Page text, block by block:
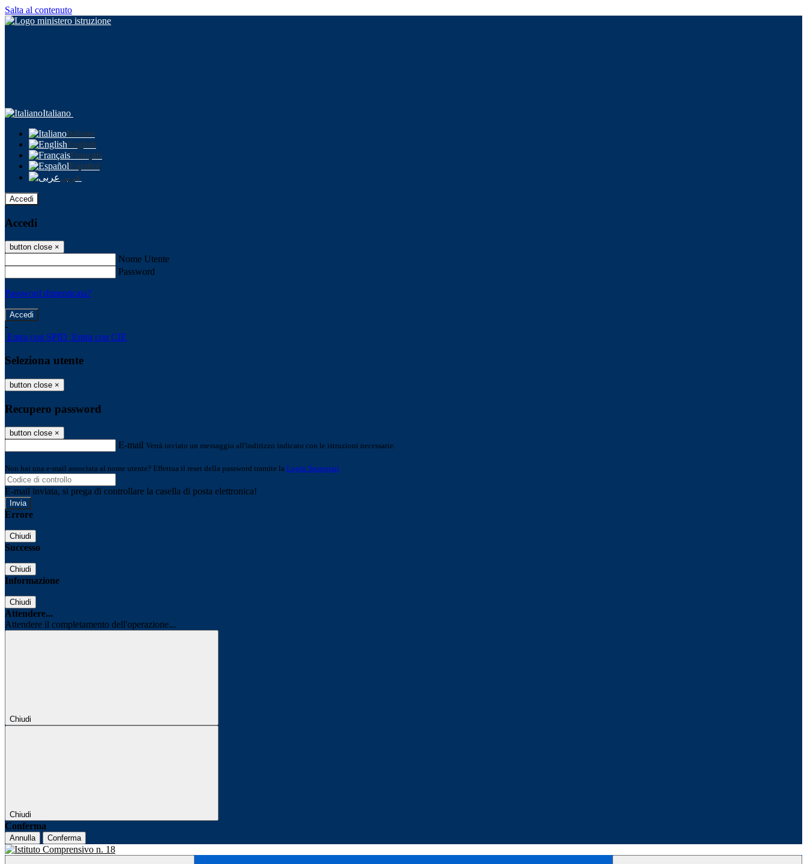
Salta al contenuto
Italiano
Italiano
English
Français
Español
عربى
Accedi
Accedi
button close ×
Nome Utente
Password
Password dimenticata?
-
Entra con SPID Entra con CIE
Seleziona utente
button close ×
Recupero password
button close ×
E-mail Verrà inviato un messaggio all'indirizzo indicato con le istruzioni necessarie.
Non hai una e-mail associata al nome utente? Effettua il reset della password tramite la Login Spaggiari
E-mail inviata, si prega di controllare la casella di posta elettronica!
Errore
Chiudi
Successo
Chiudi
Informazione
Chiudi
Attendere...
Attendere il completamento dell'operazione...
Chiudi
Chiudi
Conferma
Annulla Conferma